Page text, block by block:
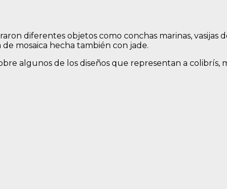
diferentes objetos como conchas marinas, vasijas
mosaica hecha también con jade.
algunos de los diseños que representan a colibrís,